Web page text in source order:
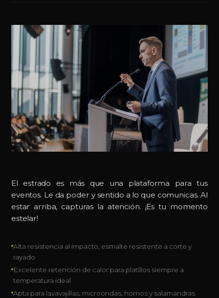
El estrado es más que una plataforma para tus
eventos. Le da poder y sentido a lo que comunicas. Al
estar arriba, capturas la atención. ¡Es tu momento
estelar!
Alta resistencia al impacto, esmalte resistente a corte y
rayado
Excelente retención de calor para platillos siempre a
temperatura ideal
Apta para lavavajillas, microondas, hornos y salamandras